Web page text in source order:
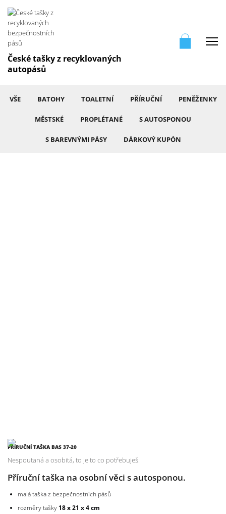
České tašky z recyklovaných
autopásů
VŠE BATOHY TOALETNÍ PŘÍRUČNÍ PENĚŽENKY
MĚSTSKÉ PROPLÉTANÉ S AUTOSPONOU
S BAREVNÝMI PÁSY DÁRKOVÝ KUPÓN
PŘÍRUČNÍ TAŠKA BAS 37-20
Nespoutaná a osobitá, to je to co potřebuješ.
Příruční taška na osobní věci s autosponou.
malá taška z bezpečnostních pásů
rozměry tašky 18 x 21 x 4 cm